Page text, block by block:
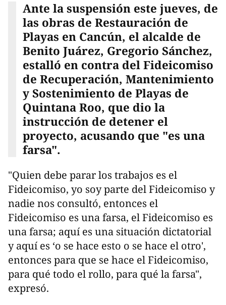
Ante la suspensión este jueves, de
las obras de Restauración de
Playas en Cancún, el alcalde de
Benito Juárez, Gregorio Sánchez,
estalló en contra del Fideicomiso
de Recuperación, Mantenimiento
y Sostenimiento de Playas de
Quintana Roo, que dio la
instrucción de detener el
proyecto, acusando que "es una
farsa".
"Quien debe parar los trabajos es el
Fideicomiso, yo soy parte del Fideicomiso y
nadie nos consultó, entonces el
Fideicomiso es una farsa, el Fideicomiso es
una farsa; aquí es una situación dictatorial
y aquí es ‘o se hace esto o se hace el otro',
entonces para que se hace el Fideicomiso,
para qué todo el rollo, para qué la farsa",
expresó.